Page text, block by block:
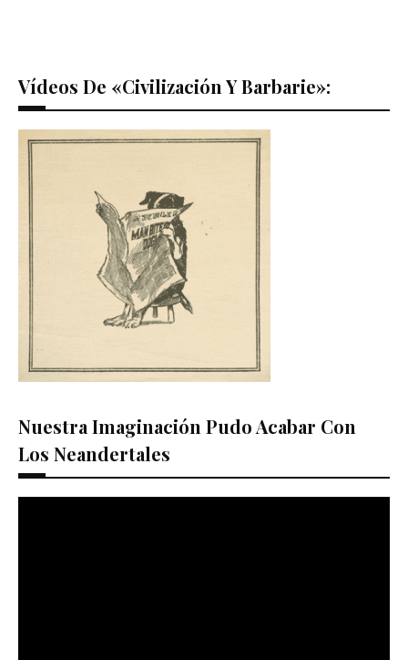
Vídeos De «Civilización Y Barbarie»:
Nuestra Imaginación Pudo Acabar Con
Los Neandertales